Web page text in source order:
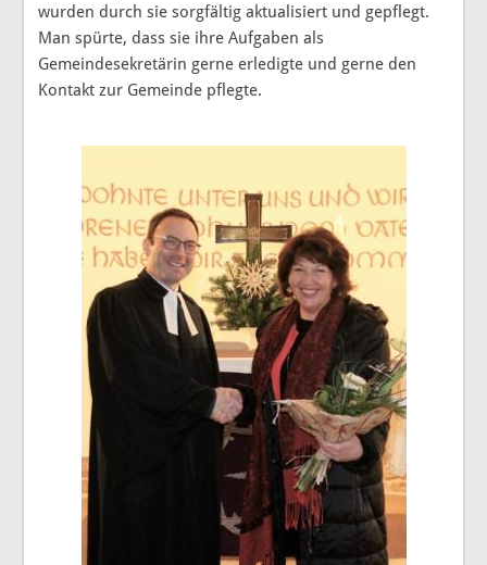
wurden durch sie sorgfältig aktualisiert und gepflegt.
Man spürte, dass sie ihre Aufgaben als
Gemeindesekretärin gerne erledigte und gerne den
Kontakt zur Gemeinde pflegte.